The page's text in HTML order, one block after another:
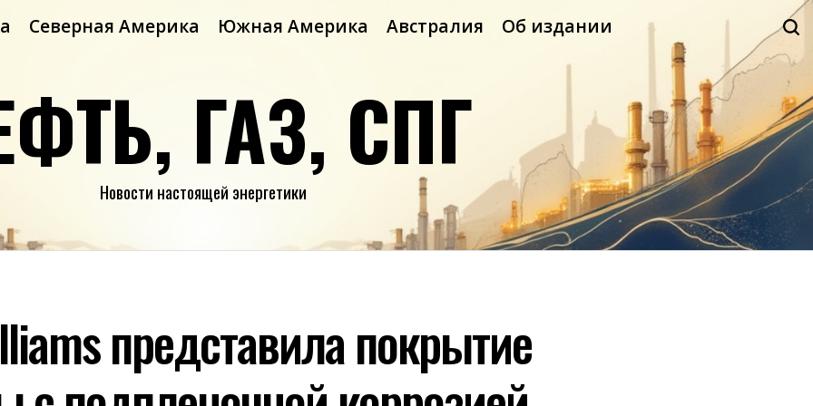
Северная Америка Южная Америка Австралия Об издании
ГАЗ, СПГ
Новости настоящей энергетики
представила покрытие